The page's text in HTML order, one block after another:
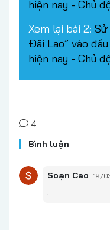
hiện nay - Chủ
Xem lại bài 2: Sử
Đãi Lao” vào
hiện nay - Chủ
4
Bình luận
Soạn Cao 19/
.